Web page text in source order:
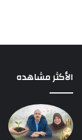
الأكثر مشاهده